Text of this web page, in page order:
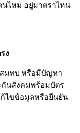
นไหม อยู่มาตราไหน
ง
สมทบ หรือมีปัญหา
กันสังคมพร้อมบัตร
ไขข้อมูลหรือยืนยัน